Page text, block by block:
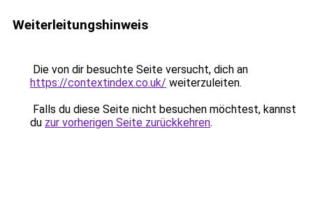
Weiterleitungshinweis
Die von dir besuchte Seite versucht, dich an
https://contextindex.co.uk/ weiterzuleiten.
Falls du diese Seite nicht besuchen möchtest, kannst
du zur vorherigen Seite zurückkehren.